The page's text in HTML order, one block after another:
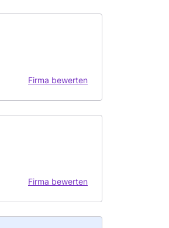
Firma bewerten
Firma bewerten